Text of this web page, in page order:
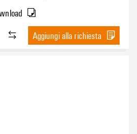
lucidatura elettrochimica, argento
Aggiungi alla richiesta